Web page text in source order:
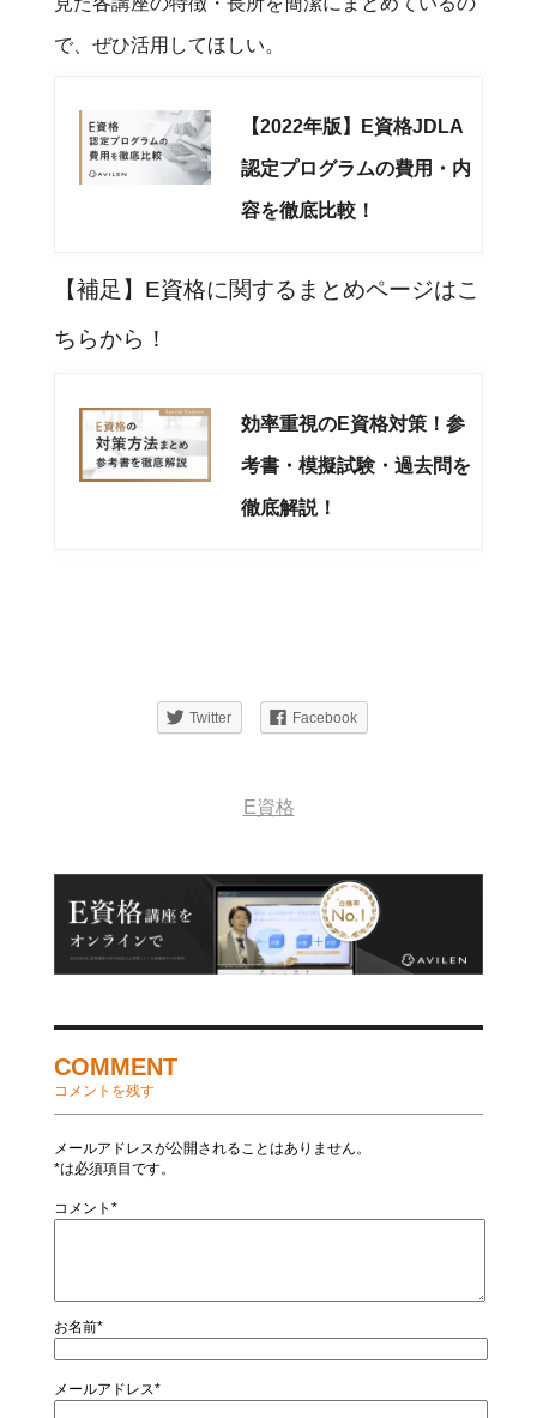
で、ぜひ活用してほしい。
【2022年版】E資格JDLA
認定プログラムの費用・内
容を徹底比較！
【補足】E資格に関するまとめページはこ
ちらから！
効率重視のE資格対策！参
考書・模擬試験・過去問を
徹底解説！
Twitter Facebook
E資格
COMMENT
コメントを残す
メールアドレスが公開されることはありません。
*は必須項目です。
コメント*
お名前*
メールアドレス*